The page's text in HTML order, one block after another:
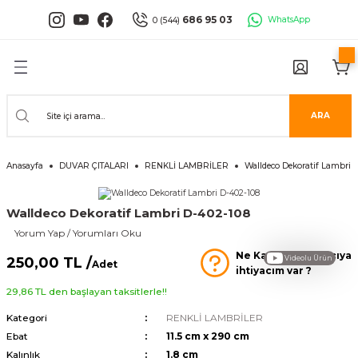
0 (544) 686 95 03 WhatsApp
Geri Dön
Geri Dön
PANELLER
Geri Dön
Geri Dön
Geri Dön
Paneller
Geri Dön
ARA
Anasayfa DUVAR ÇITALARI RENKLİ LAMBRİLER Walldeco Dekoratif Lambri
Videolu Ürün
Walldeco Dekoratif Lambri D-402-108
Yorum Yap / Yorumları Oku
250,00 TL /Adet
Ne Kadar Yapıştırıcıya
ihtiyacım var ?
29,86 TL den başlayan taksitlerle!!
Kategori
RENKLİ LAMBRİLER
Ebat
11.5 cm x 290 cm
Kalınlık
1.8 cm